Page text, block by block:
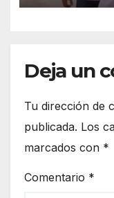
Deja un
Tu dirección de
publicada. Los
marcados con *
Comentario *